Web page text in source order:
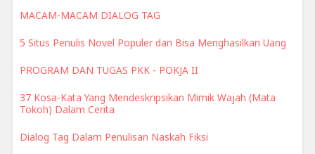
MACAM-MACAM DIALOG TAG
5 Situs Penulis Novel Populer dan Bisa Menghasilkan Uang
PROGRAM DAN TUGAS PKK - POKJA II
37 Kosa-Kata Yang Mendeskripsikan Mimik Wajah (Mata
Tokoh) Dalam Cerita
Dialog Tag Dalam Penulisan Naskah Fiksi